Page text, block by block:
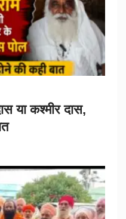
या कश्मीर दास,